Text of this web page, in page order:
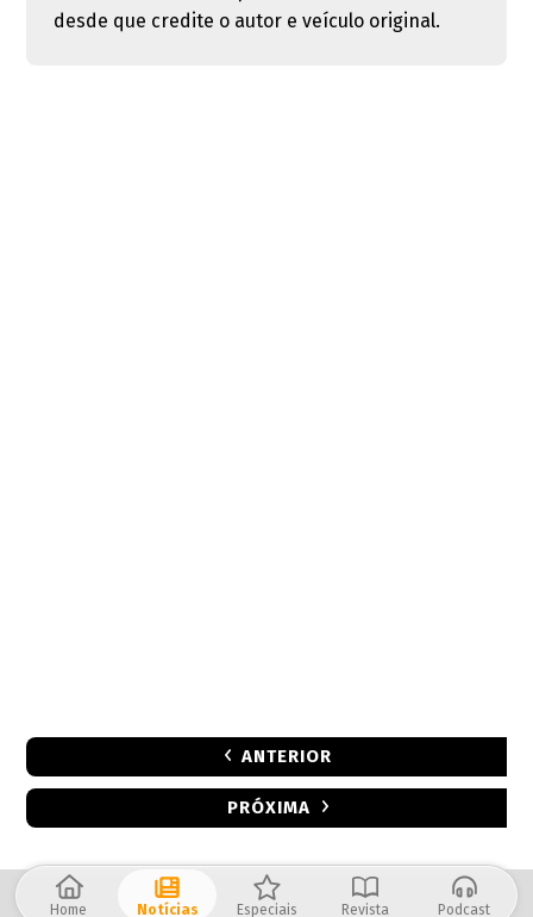
desde que credite o autor e veículo original.
ANTERIOR
PRÓXIMA
Home Notícias Especiais Revista Podcast